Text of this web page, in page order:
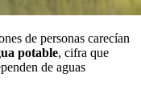
de personas carecían
potable, cifra que
de aguas